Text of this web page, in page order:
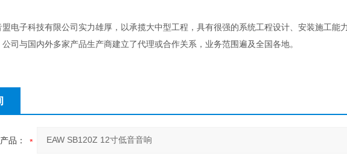
子科技有限公司实力雄厚，以承揽大中型工程，具有很强的系统工程设计、安装施工能
司与国内外多家产品生产商建立了代理或合作关系，业务范围遍及全国各地。
产品：